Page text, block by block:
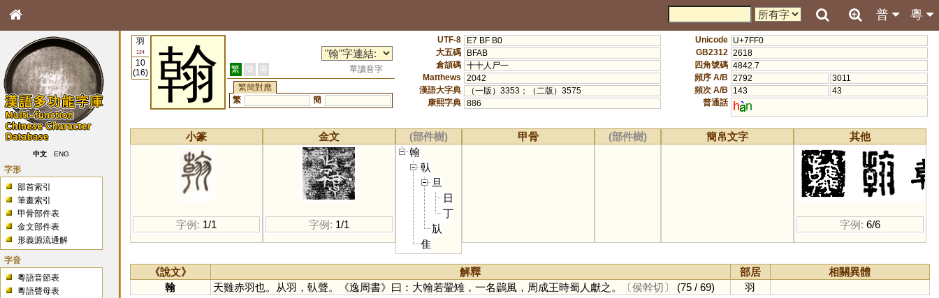
粵
普
中文 ENG
字形
部首索引
筆畫索引
甲骨部件表
金文部件表
形義源流通解
字音
粵語音節表
粵語聲母表
羽
124
10
(16)
翰 繁 簡 港
單讀音字
繁簡對應
繁
簡
UTF-8
E7 BF B0
大五碼
BFAB
倉頡碼 十十人尸一
Matthews
2042
漢語大字典
（一版）3353；（二版）3575
康熙字典 886
Unicode U+7FF0
GB2312 2618
四角號碼 4842.7
頻序 A/B 2792
3011
頻次 A/B
143
43
普通話 h n
小篆
字例: 1/1
金文
字例: 1/1
(部件樹)
翰
倝
旦
日
丁
㫃
隹
甲骨 (部件樹) 簡帛文字 其他
字例: 6/6
《說文》 解釋 部居
相關異體
翰
天雞赤羽也。从羽，倝聲。《逸周書》曰：大翰若翬雉，一名鷐風，周成王時蜀人獻之。 〔侯幹切〕 (75 / 69) 羽